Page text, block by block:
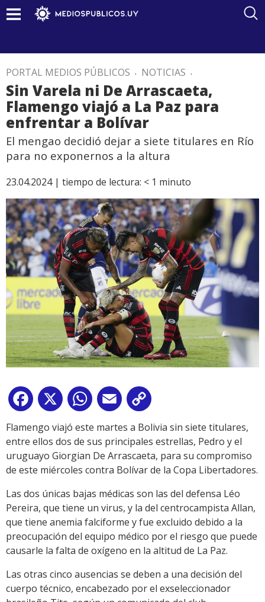
PORTAL MEDIOS PÚBLICOS . NOTICIAS .
Sin Varela ni De Arrascaeta,
Flamengo viajó a La Paz para
enfrentar a Bolívar
El mengao decidió dejar a siete titulares en Río
para no exponernos a la altura
23.04.2024 | tiempo de lectura: < 1 minuto
Facebook
X WhatsApp
Email
Link
Flamengo viajó este martes a Bolivia sin siete titulares,
entre ellos dos de sus principales estrellas, Pedro y el
uruguayo Giorgian De Arrascaeta, para su compromiso
de este miércoles contra Bolívar de la Copa Libertadores.
Las dos únicas bajas médicas son las del defensa Léo
Pereira, que tiene un virus, y la del centrocampista Allan,
que tiene anemia falciforme y fue excluido debido a la
preocupación del equipo médico por el riesgo que puede
causarle la falta de oxígeno en la altitud de La Paz.
Las otras cinco ausencias se deben a una decisión del
cuerpo técnico, encabezado por el exseleccionador